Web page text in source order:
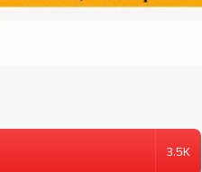
3.5K